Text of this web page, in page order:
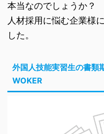
本当なのでしょうか？
人材採用に悩む企業様
した。
外国人技能実習生の書類
WOKER